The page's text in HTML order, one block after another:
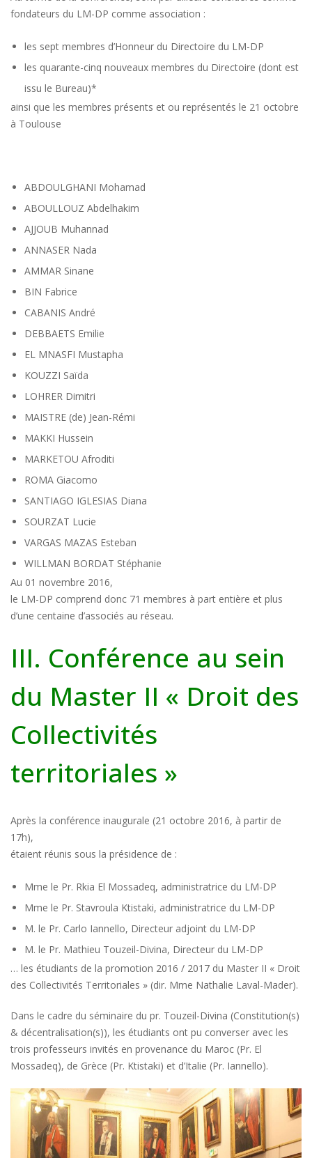
fondateurs du LM-DP comme association :
les sept membres d’Honneur du Directoire du LM-DP
les quarante-cinq nouveaux membres du Directoire (dont est
issu le Bureau)*
ainsi que les membres présents et ou représentés le 21 octobre
à Toulouse
ABDOULGHANI Mohamad
ABOULLOUZ Abdelhakim
AJJOUB Muhannad
ANNASER Nada
AMMAR Sinane
BIN Fabrice
CABANIS André
DEBBAETS Emilie
EL MNASFI Mustapha
KOUZZI Saïda
LOHRER Dimitri
MAISTRE (de) Jean-Rémi
MAKKI Hussein
MARKETOU Afroditi
ROMA Giacomo
SANTIAGO IGLESIAS Diana
SOURZAT Lucie
VARGAS MAZAS Esteban
WILLMAN BORDAT Stéphanie
Au 01 novembre 2016,
le LM-DP comprend donc 71 membres à part entière et plus
d’une centaine d’associés au réseau.
III. Conférence au sein
du Master II « Droit des
Collectivités
territoriales »
Après la conférence inaugurale (21 octobre 2016, à partir de
17h),
étaient réunis sous la présidence de :
Mme le Pr. Rkia El Mossadeq, administratrice du LM-DP
Mme le Pr. Stavroula Ktistaki, administratrice du LM-DP
M. le Pr. Carlo Iannello, Directeur adjoint du LM-DP
M. le Pr. Mathieu Touzeil-Divina, Directeur du LM-DP
… les étudiants de la promotion 2016 / 2017 du Master II « Droit
des Collectivités Territoriales » (dir. Mme Nathalie Laval-Mader).
Dans le cadre du séminaire du pr. Touzeil-Divina (Constitution(s)
& décentralisation(s)), les étudiants ont pu converser avec les
trois professeurs invités en provenance du Maroc (Pr. El
Mossadeq), de Grèce (Pr. Ktistaki) et d’Italie (Pr. Iannello).